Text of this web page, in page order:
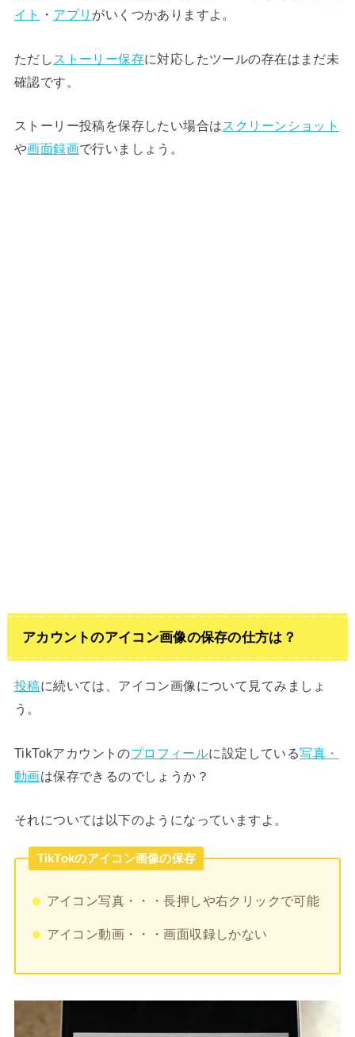
イト
・ アプリ がいくつかありますよ。
ただし ストーリー保存に対応したツールの存在はまだ未
確認です。
ストーリー投稿を保存したい場合はスクリーンショット
や画面録画で行いましょう。
アカウントのアイコン画像の保存の仕方は？
投稿に続いては、アイコン画像について見てみましょ
う。
TikTokアカウントのプロフィールに設定している写真・
動画は保存できるのでしょうか？
それについては以下のようになっていますよ。
TikTokのアイコン画像の保存
アイコン写真・・・長押しや右クリックで可能
アイコン動画・・・画面収録しかない